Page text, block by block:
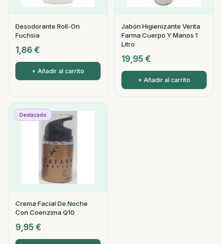
Desodorante Roll-On
Fuchsia
1,86 €
+ Añadir al carrito
Jabón Higienizante Verita
Farma Cuerpo Y Manos 1
Litro
19,95 €
+ Añadir al carrito
Destacado
Crema Facial De Noche
Con Coenzima Q10
9,95 €